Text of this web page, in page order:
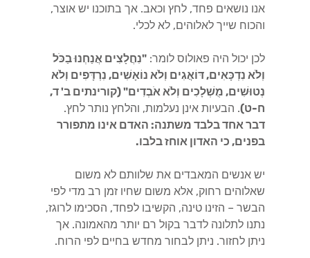
אנו נושאים פחד, לחץ וכאב. אך בתוכנו יש אוצר,
והכוח שייך לאלוהים, לא לכלי.
לכן יכול היה פאולוס לומר: "נִחֲלָצִים אֲנַחְנוּ בַכֹּל
וְלֹא נִדְכָּאִים, דּוֹאֲגִים וְלֹא נוֹאָשִׁים, נִרְדָּפִים וְלֹא
נְטוּשִׁים, מֻשְׁלָכִים וְלֹא אֹבְדִים" (קורינתים ב' ד,
ח-ט). הבעיות אינן נעלמות, והלחץ נותר לחץ.
דבר אחד בלבד משתנה: האדם אינו מתפורר
בפנים, כי האדון אוחז בלבו.
יש אנשים המאבדים את שלוותם לא משום
שאלוהים רחוק, אלא משום שחיו זמן רב מדי לפי
הבשר – הזינו טינה, הקשיבו לפחד, הסכימו לרוגז,
נתנו לתלונה לדבר בקול רם יותר מהאמונה. אך
ניתן לחזור. ניתן לבחור מחדש בחיים לפי הרוח.